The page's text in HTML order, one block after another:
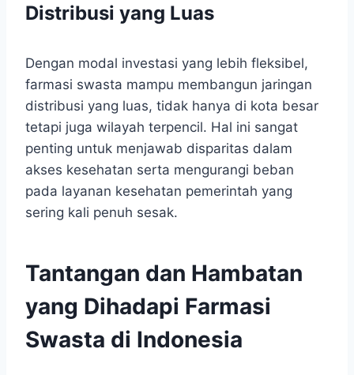
Distribusi yang Luas
Dengan modal investasi yang lebih fleksibel,
farmasi swasta mampu membangun jaringan
distribusi yang luas, tidak hanya di kota besar
tetapi juga wilayah terpencil. Hal ini sangat
penting untuk menjawab disparitas dalam
akses kesehatan serta mengurangi beban
pada layanan kesehatan pemerintah yang
sering kali penuh sesak.
Tantangan dan Hambatan
yang Dihadapi Farmasi
Swasta di Indonesia